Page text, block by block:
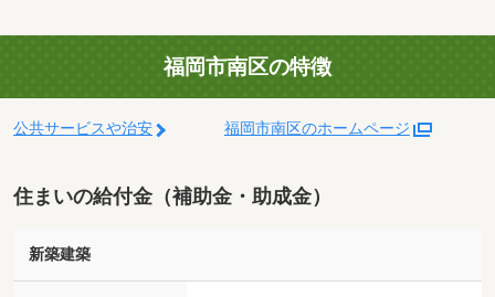
福岡市南区の特徴
公共サービスや治安 福岡市南区のホームページ
住まいの給付金（補助金・助成金）
新築建築